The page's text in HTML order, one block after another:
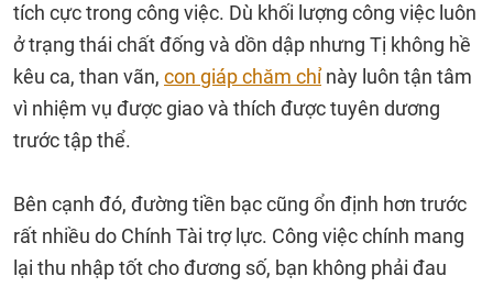
tích cực trong công việc. Dù khối lượng công việc luôn
ở trạng thái chất đống và dồn dập nhưng Tị không hề
kêu ca, than vãn, con giáp chăm chỉnày luôn tận tâm
vì nhiệm vụ được giao và thích được tuyên dương
trước tập thể.
Bên cạnh đó, đường tiền bạc cũng ổn định hơn trước
rất nhiều do Chính Tài trợ lực. Công việc chính mang
lại thu nhập tốt cho đương số, bạn không phải đau